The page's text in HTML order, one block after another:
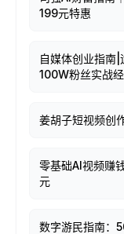
199元特惠
自媒体创业指南
100W粉丝实战
姜胡子短视频创
零基础AI视频赚
元
数字游民指南：